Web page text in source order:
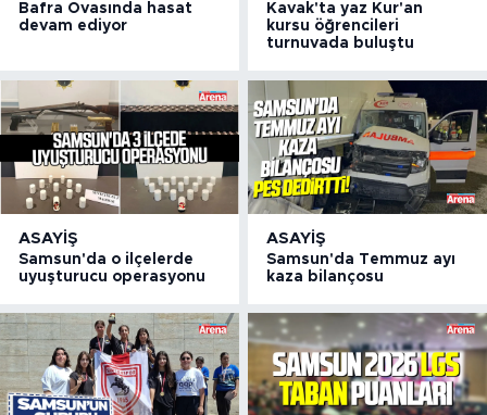
Bafra Ovasında hasat
devam ediyor
Kavak'ta yaz Kur'an
kursu öğrencileri
turnuvada buluştu
ASAYIŞ
Samsun'da o ilçelerde
uyuşturucu operasyonu
ASAYIŞ
Samsun'da Temmuz ayı
kaza bilançosu